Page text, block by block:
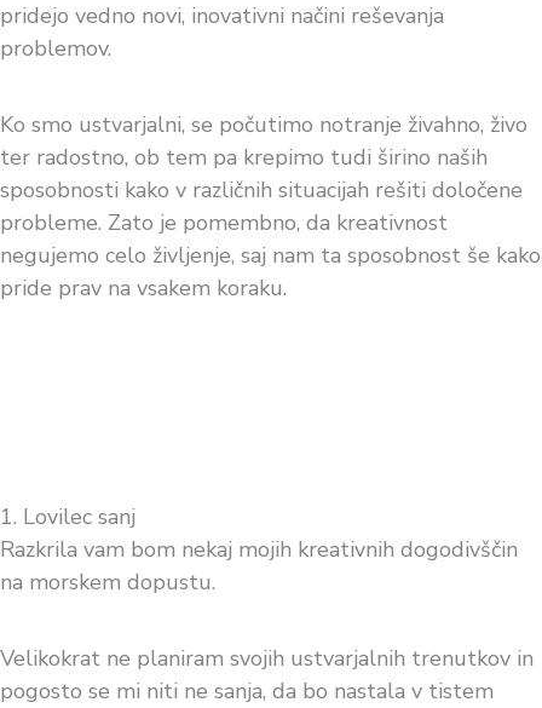
pridejo vedno novi, inovativni načini reševanja
problemov.
Ko smo ustvarjalni, se počutimo notranje živahno, živo
ter radostno, ob tem pa krepimo tudi širino naših
sposobnosti kako v različnih situacijah rešiti določene
probleme. Zato je pomembno, da kreativnost
negujemo celo življenje, saj nam ta sposobnost še kako
pride prav na vsakem koraku.
1. Lovilec sanj
Razkrila vam bom nekaj mojih kreativnih dogodivščin
na morskem dopustu.
Velikokrat ne planiram svojih ustvarjalnih trenutkov in
pogosto se mi niti ne sanja, da bo nastala v tistem